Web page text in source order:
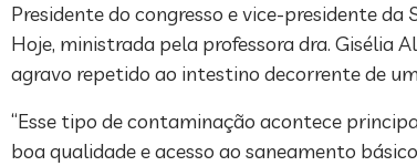
Presidente do congresso e vice-presidente
Hoje, ministrada pela professora dra. Gisélia
agravo repetido ao intestino decorrente de
“Esse tipo de contaminação acontece
boa qualidade e acesso ao saneamento